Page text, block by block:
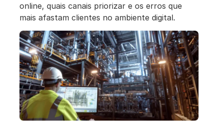
online, quais canais priorizar e os erros que
mais afastam clientes no ambiente digital.